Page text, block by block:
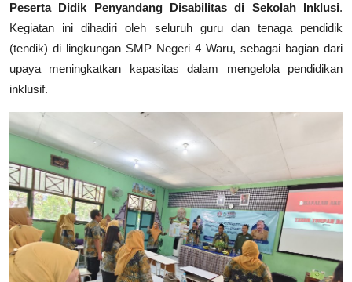
Peserta Didik Penyandang Disabilitas di Sekolah Inklusi.
Kegiatan ini dihadiri oleh seluruh guru dan tenaga pendidik
(tendik) di lingkungan SMP Negeri 4 Waru, sebagai bagian dari
upaya meningkatkan kapasitas dalam mengelola pendidikan
inklusif.